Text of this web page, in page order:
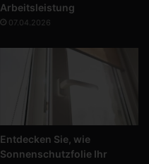
Arbeitsleistung
07.04.2026
Entdecken Sie, wie
Sonnenschutzfolie Ihr